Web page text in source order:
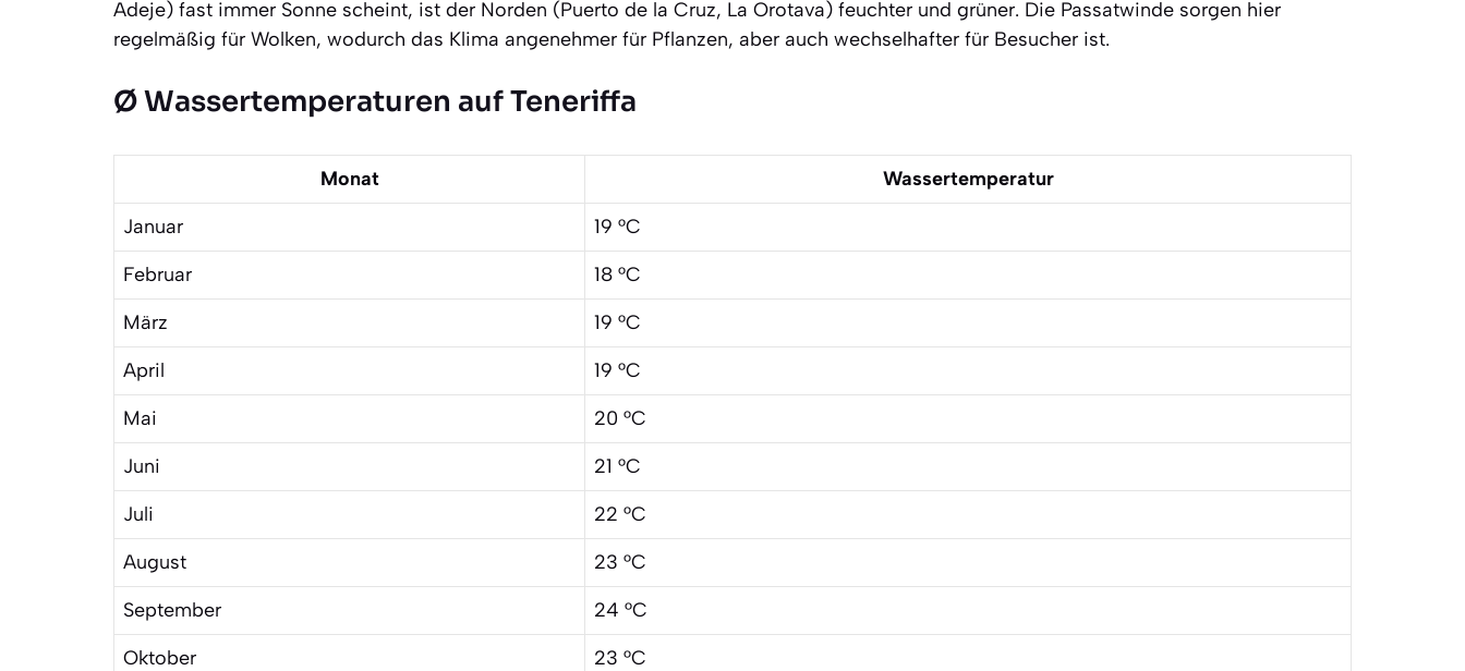
Adeje) fast immer Sonne scheint, ist der Norden (Puerto de la Cruz, La Orotava) feuchter und grüner. Die Passatwinde sorgen hier
regelmäßig für Wolken, wodurch das Klima angenehmer für Pflanzen, aber auch wechselhafter für Besucher ist.
Ø Wassertemperaturen auf Teneriffa
Monat
Wassertemperatur
Januar
19 °C
Februar
18 °C
März
19 °C
April
19 °C
Mai
20 °C
Juni
21 °C
Juli
22 °C
August
23 °C
September
24 °C
Oktober
23 °C